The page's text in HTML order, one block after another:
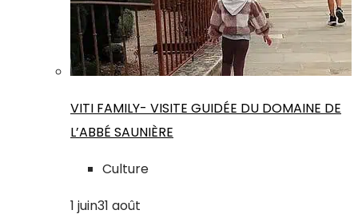
VITI FAMILY- VISITE GUIDÉE DU DOMAINE DE
L’ABBÉ SAUNIÈRE
Culture
1 juin31 août